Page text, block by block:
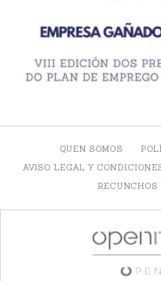
QUEN SOMOS
AVISO LEGAL Y
RECUNCHOS